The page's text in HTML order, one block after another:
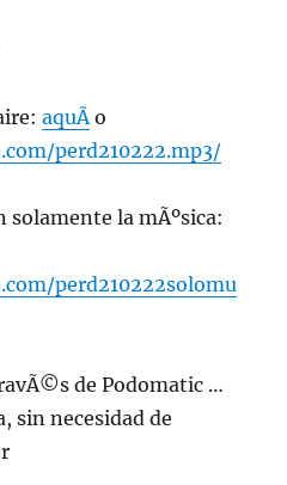
aquÃ­o
perd210222.mp3/
solamente la mÃºsica:
perd210222solomu
de Podomatic …
sin necesidad de